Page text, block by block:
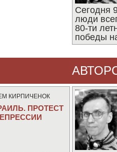
Сегодня
люди
80-ти
победы
КИРПИЧЕНОК
ПРОТЕСТ